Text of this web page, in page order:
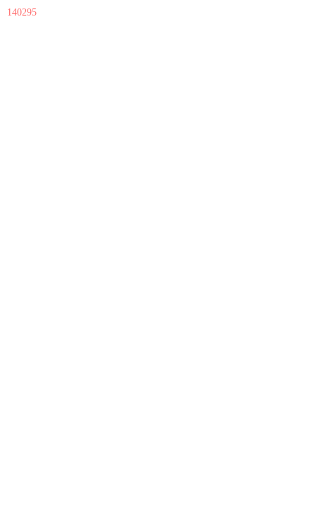
140295